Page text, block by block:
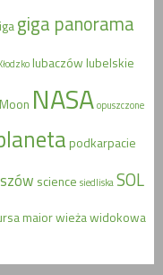
giga panorama
lubaczówlubelskie
Moon NASAopuszczone
podkarpacie
science siedliskaSOL
maiorwieża widokowa